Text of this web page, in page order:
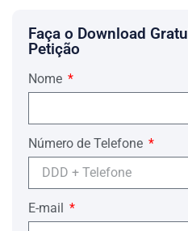
Faça o Download
Petição
Nome
Número de Telefone
E-mail